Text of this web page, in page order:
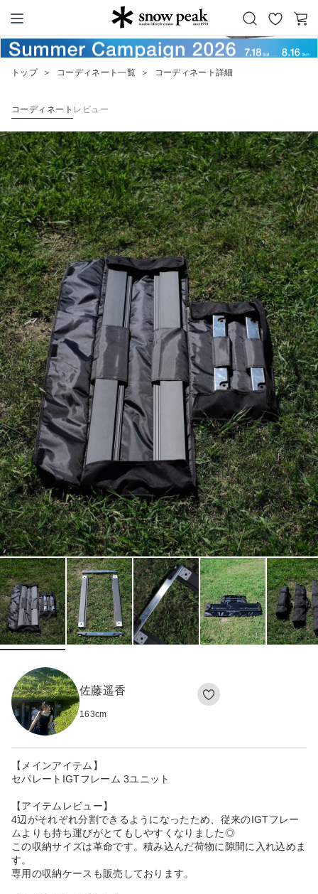
Snow Peak
お
気
カ
ー
トップ ＞ コーディネート一覧 ＞ コーディネート詳細
コーディネート レビュー
佐藤遥香
163cm
【メインアイテム】
セパレートIGTフレーム 3ユニット
【アイテムレビュー】
4辺がそれぞれ分割できるようになったため、従来のIGTフレー
ムよりも持ち運びがとてもしやすくなりました◎
この収納サイズは革命です。積み込んだ荷物に隙間に入れ込めま
す。
専用の収納ケースも販売しております。